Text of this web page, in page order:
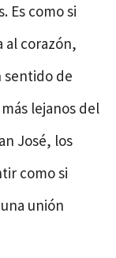
Es como si
al corazón,
sentido de
lejanos del
José, los
como si
unión